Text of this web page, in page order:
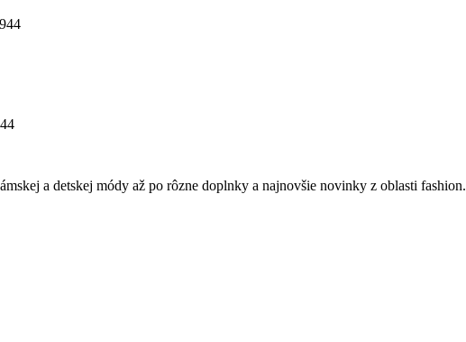
a detskej módy až po rôzne doplnky a najnovšie novinky z oblasti fashion.